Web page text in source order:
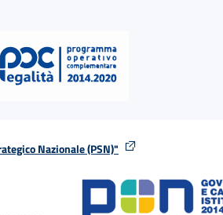
Nazionale (PSN)"